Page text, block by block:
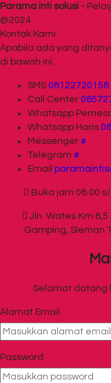
Parama inti solusi -
@2024
Kontak Kami
Apabila ada yang
di bawah ini.
SMS 08122720158
Call Center
Whatsapp
Whatsapp Haris
Messenger #
Telegram #
Email
Buka jam 08.00
Jln. Wates Km
Gamping, Sleman
Selamat datang
Alamat Email
Password